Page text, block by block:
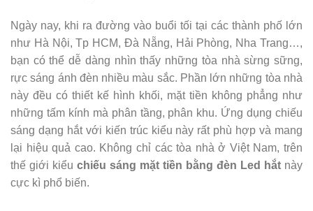
Ngày nay, khi ra đường vào buổi tối tại các thành phố lớn
như Hà Nội, Tp HCM, Đà Nẵng, Hải Phòng, Nha Trang…,
bạn có thể dễ dàng nhìn thấy những tòa nhà sừng sững,
rực sáng ánh đèn nhiều màu sắc. Phần lớn những tòa nhà
này đều có thiết kế hình khối, mặt tiền không phẳng như
những tấm kính mà phân tầng, phân khu. Ứng dụng chiếu
sáng dạng hắt với kiến trúc kiểu này rất phù hợp và mang
lại hiệu quả cao. Không chỉ các tòa nhà ở Việt Nam, trên
thế giới kiểu chiếu sáng mặt tiền bằng đèn Led hắt này
cực kì phổ biến.